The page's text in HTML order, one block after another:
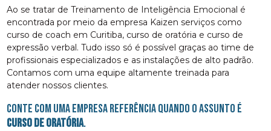
Ao se tratar de Treinamento de Inteligência Emocional é
encontrada por meio da empresa Kaizen serviços como
curso de coach em Curitiba, curso de oratória e curso de
expressão verbal. Tudo isso só é possível graças ao time de
profissionais especializados e as instalações de alto padrão.
Contamos com uma equipe altamente treinada para
atender nossos clientes.
Conte com uma empresa referência quando o assunto é
curso de oratória.